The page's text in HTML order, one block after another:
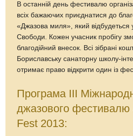
В останній день фестивалю
всіх бажаючих приєднатися до
«Джазова миля», який відбудеться
Свободи. Кожен учасник пробігу
благодійний внесок. Всі зібрані
Бориславську санаторну школу-
отримає право відкрити один із
Програма ІІІ
джазового фестивалю
Fest 2013: